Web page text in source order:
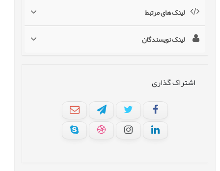
لینک های مرتبط
لینک نویسندگان
اشتراک گذاری